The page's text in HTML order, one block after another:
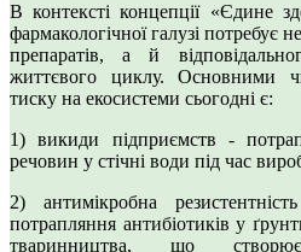
В контексті концепції «Єдине
фармакологічної галузі потребує
препаратів, а й
життєвого циклу. Основними
тиску на екосистеми сьогодні є:
1) викиди підприємств -
речовин у стічні води під час
2) антимікробна
потрапляння антибіотиків у
тваринництва, що